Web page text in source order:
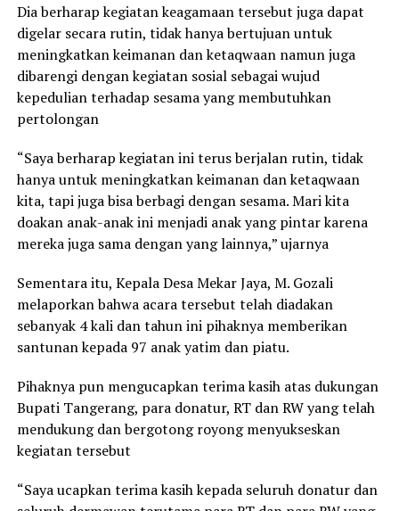
Dia berharap kegiatan keagamaan tersebut juga dapat
digelar secara rutin, tidak hanya bertujuan untuk
meningkatkan keimanan dan ketaqwaan namun juga
dibarengi dengan kegiatan sosial sebagai wujud
kepedulian terhadap sesama yang membutuhkan
pertolongan
“Saya berharap kegiatan ini terus berjalan rutin, tidak
hanya untuk meningkatkan keimanan dan ketaqwaan
kita, tapi juga bisa berbagi dengan sesama. Mari kita
doakan anak-anak ini menjadi anak yang pintar karena
mereka juga sama dengan yang lainnya,” ujarnya
Sementara itu, Kepala Desa Mekar Jaya, M. Gozali
melaporkan bahwa acara tersebut telah diadakan
sebanyak 4 kali dan tahun ini pihaknya memberikan
santunan kepada 97 anak yatim dan piatu.
Pihaknya pun mengucapkan terima kasih atas dukungan
Bupati Tangerang, para donatur, RT dan RW yang telah
mendukung dan bergotong royong menyukseskan
kegiatan tersebut
“Saya ucapkan terima kasih kepada seluruh donatur dan